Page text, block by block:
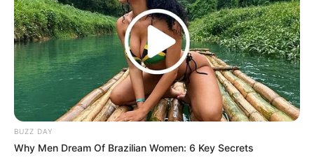
Sama-sama Andalkan Roket Anti-Kapal Selam
RBU-6000, Ini Beda Korvet Parchim II Rusia
dan Parchim I TNI AL
Bawa Ancaman Hingga Eropa Timur:
Bagaimana Cara Rudal Balistik Iran Bidik Tiga
Target di Ukraina?
Drone Tempur Bayraktar Akinci Sukses Uji Luncur Amunisi
BUZZ DAY
Why Men Dream Of Brazilian Women: 6 Key Secrets